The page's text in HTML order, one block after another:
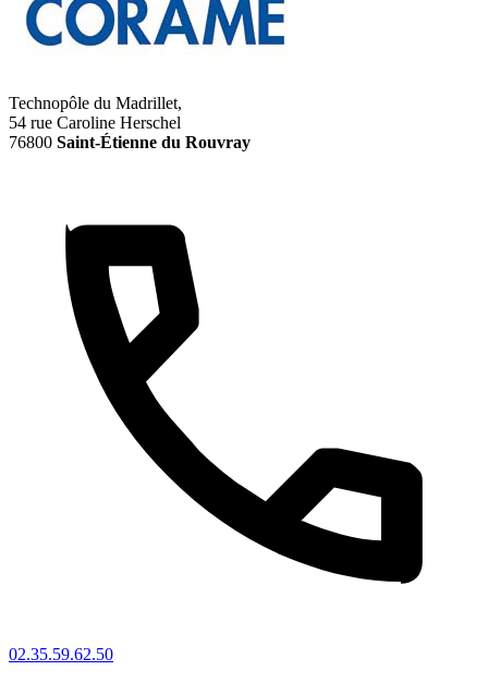
Technopôle du Madrillet,
54 rue Caroline Herschel
76800 Saint-Étienne du Rouvray
02.35.59.62.50